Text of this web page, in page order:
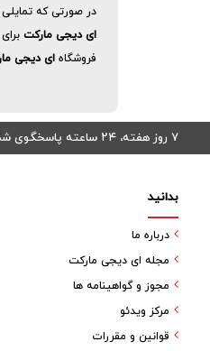
در صورتی که تمایلی
ای دیجی مارکت
فروشگاه ای دیجی
۷ روز هفته، ۲۴ ساعته پاسخگوی شما هستیم
بدانید
درباره ما
مجله ای دیجی مارکت
مجوز و گواهینامه ها
مرکز ویدئو
قوانین و مقررات